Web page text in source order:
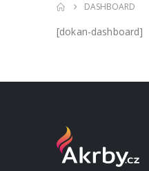
DASHBOARD
[dokan-dashboard]